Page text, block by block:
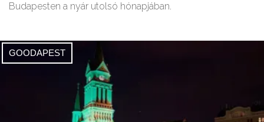
Budapesten a nyár utolsó hónapjában.
GOODAPEST